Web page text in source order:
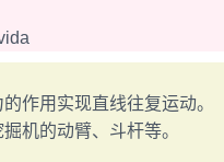
用实现直线往复运动。
的动臂、斗杆等。